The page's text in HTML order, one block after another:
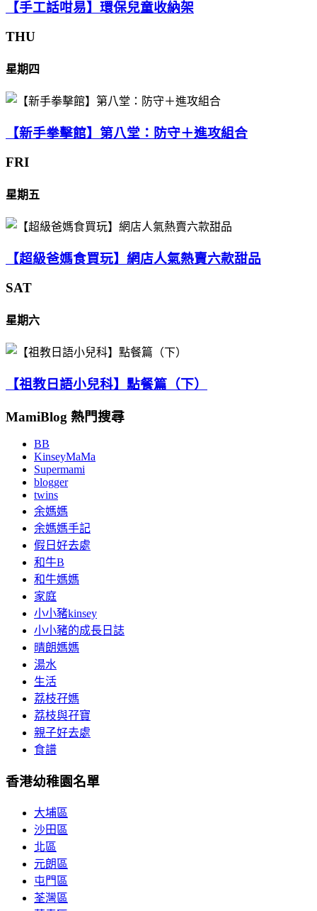
【手工話咁易】環保兒童收納架
THU
星期四
【新手拳擊館】第八堂：防守＋進攻組合
FRI
星期五
【超級爸媽食買玩】網店人氣熱賣六款甜品
SAT
星期六
【祖教日語小兒科】點餐篇（下）
MamiBlog 熱門搜尋
BB
KinseyMaMa
Supermami
blogger
twins
余媽媽
余媽媽手記
假日好去處
和牛B
和牛媽媽
家庭
小小豬kinsey
小小豬的成長日誌
晴朗媽媽
湯水
生活
荔枝孖媽
荔枝與孖寶
親子好去處
食譜
香港幼稚園名單
大埔區
沙田區
北區
元朗區
屯門區
荃灣區